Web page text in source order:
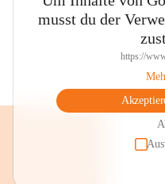
musst du der
https://